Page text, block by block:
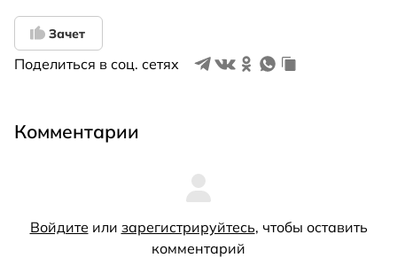
Зачет
Поделиться в соц. сетях
Комментарии
Войдите или зарегистрируйтесь, чтобы оставить
комментарий